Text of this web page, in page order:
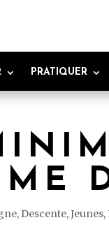
PRATIQUER
, Descente,Jeunes,